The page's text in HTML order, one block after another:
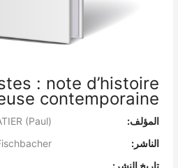
: note d’histoire
contemporaine
المؤلف:
الناشر:
Librairie Fischbacher
تاريخ النشر: